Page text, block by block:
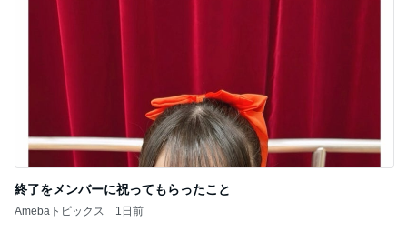
終了をメンバーに祝ってもらったこと
Amebaトピックス 1日前